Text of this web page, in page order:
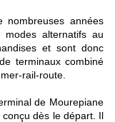
nombreuses années
alternatifs au
et sont donc
terminaux combiné
rail-route.
de Mourepiane
dès le départ. Il